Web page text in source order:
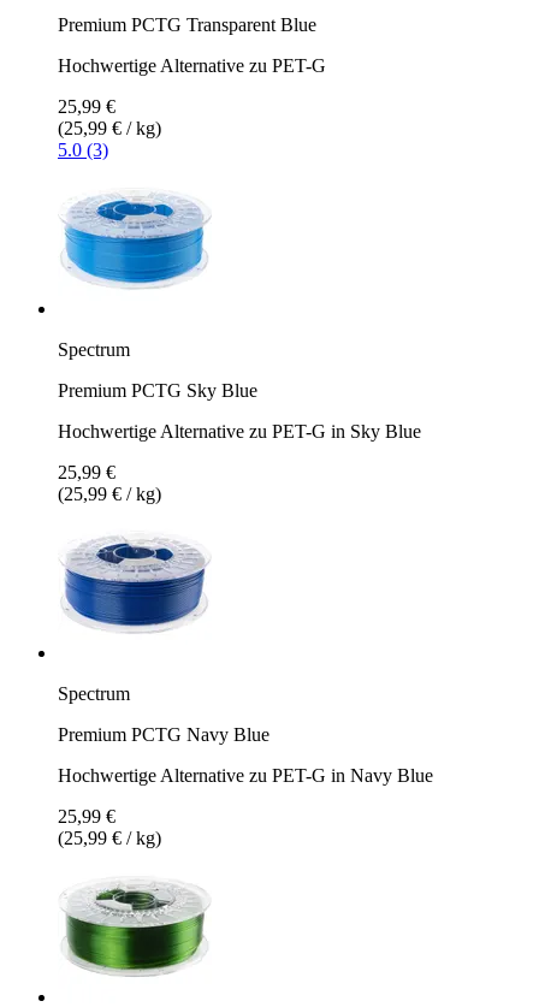
Premium PCTG Transparent Blue
Hochwertige Alternative zu PET-G
25,99 €
(25,99 € / kg)
5.0 (3)
Spectrum
Premium PCTG Sky Blue
Hochwertige Alternative zu PET-G in Sky Blue
25,99 €
(25,99 € / kg)
Spectrum
Premium PCTG Navy Blue
Hochwertige Alternative zu PET-G in Navy Blue
25,99 €
(25,99 € / kg)